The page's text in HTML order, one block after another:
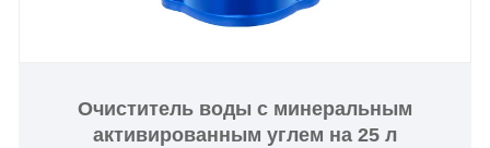
Очиститель воды с минеральным
активированным углем на 25 л